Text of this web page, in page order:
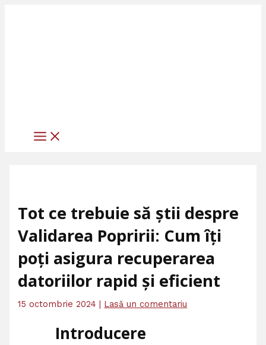
Tot ce trebuie să știi despre
Validarea Popririi: Cum îți
poți asigura recuperarea
datoriilor rapid și eficient
15 octombrie 2024 Lasă un comentariu
Introducere